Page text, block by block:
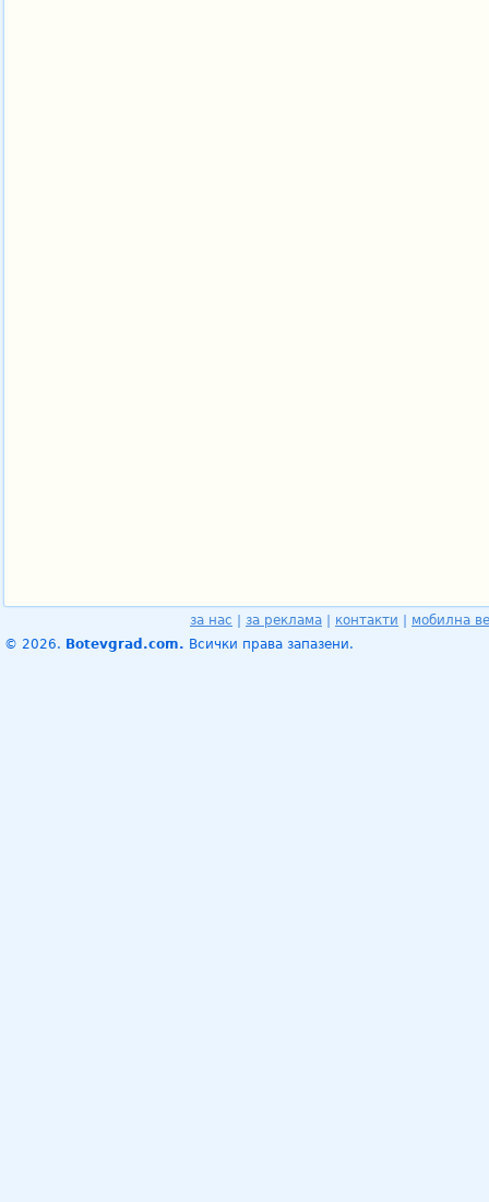
за нас за реклама контакти
мобилна
© 2026. Botevgrad.com. Всички права запазени.